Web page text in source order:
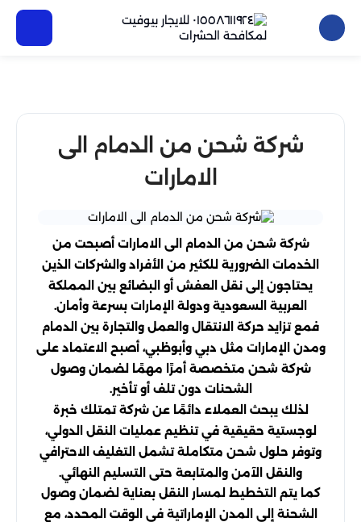
شركة شحن من الدمام الى
الامارات
شركة شحن من الدمام الى الامارات أصبحت من
الخدمات الضرورية للكثير من الأفراد والشركات الذين
يحتاجون إلى نقل العفش أو البضائع بين المملكة
العربية السعودية ودولة الإمارات بسرعة وأمان.
فمع تزايد حركة الانتقال والعمل والتجارة بين الدمام
ومدن الإمارات مثل دبي وأبوظبي، أصبح الاعتماد على
شركة شحن متخصصة أمرًا مهمًا لضمان وصول
الشحنات دون تلف أو تأخير.
لذلك يبحث العملاء دائمًا عن شركة تمتلك خبرة
لوجستية حقيقية في تنظيم عمليات النقل الدولي،
وتوفر حلول شحن متكاملة تشمل التغليف الاحترافي
والنقل الآمن والمتابعة حتى التسليم النهائي.
كما يتم التخطيط لمسار النقل بعناية لضمان وصول
الشحنة إلى المدن الإماراتية في الوقت المحدد، مع